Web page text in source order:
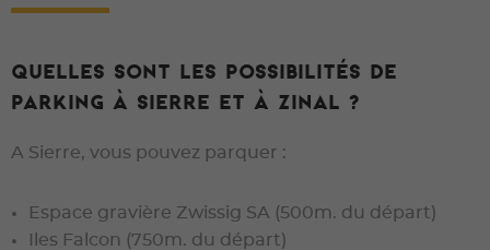
Quelles sont les possibilités de
parking à Sierre et à Zinal ?
A Sierre, vous pouvez parquer :
Espace gravière Zwissig SA (500m. du départ)
Iles Falcon (750m. du départ)